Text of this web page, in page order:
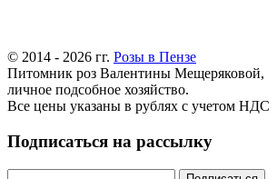
© 2014 - 2026 гг. Розы в Пензе
Питомник роз Валентины Мещеряковой,
личное подсобное хозяйство.
Все цены указаны в рублях с учетом НДС
Подписаться на рассылку